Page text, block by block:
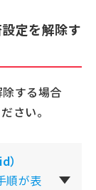
定を解除す
する場合
さい。
順が表